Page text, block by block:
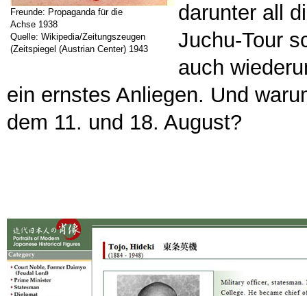
Freunde: Propaganda für die
Achse 1938
Quelle: Wikipedia/Zeitungszeugen
(Zeitspiegel (Austrian Center) 1943
darunter all
Juchu-Tour
auch
ein ernstes Anliegen. Und
dem 11. und 18. August?